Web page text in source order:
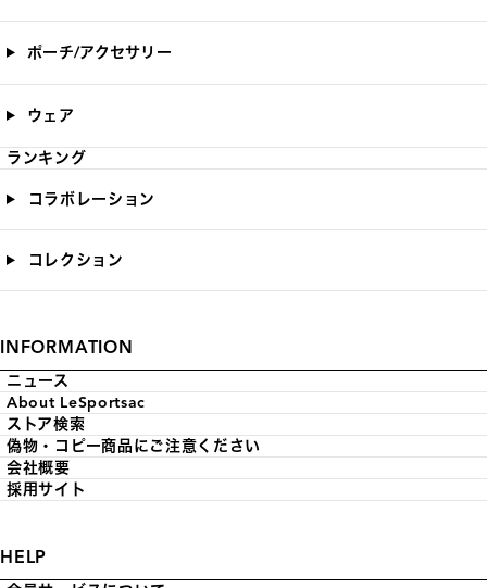
ポーチ/アクセサリー
ウェア
ランキング
コラボレーション
コレクション
INFORMATION
ニュース
About LeSportsac
ストア検索
偽物・コピー商品にご注意ください
会社概要
採用サイト
HELP